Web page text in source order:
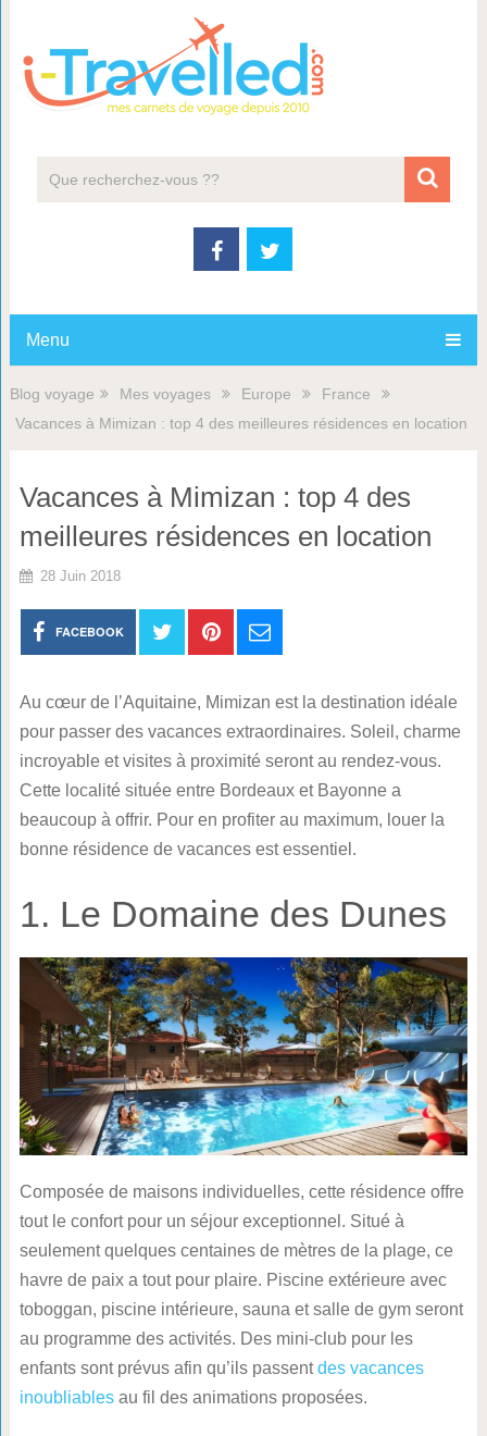
Menu
Blog voyage Mes voyages Europe
France
Vacances à Mimizan : top 4 des meilleures résidences en location
Vacances à Mimizan : top 4 des
meilleures résidences en location
28 Juin 2018
FACEBOOK
Au cœur de l’Aquitaine, Mimizan est la destination idéale
pour passer des vacances extraordinaires. Soleil, charme
incroyable et visites à proximité seront au rendez-vous.
Cette localité située entre Bordeaux et Bayonne a
beaucoup à offrir. Pour en profiter au maximum, louer la
bonne résidence de vacances est essentiel.
1. Le Domaine des Dunes
Composée de maisons individuelles, cette résidence offre
tout le confort pour un séjour exceptionnel. Situé à
seulement quelques centaines de mètres de la plage, ce
havre de paix a tout pour plaire. Piscine extérieure avec
toboggan, piscine intérieure, sauna et salle de gym seront
au programme des activités. Des mini-club pour les
enfants sont prévus afin qu’ils passentdes vacances
inoubliablesau fil des animations proposées.